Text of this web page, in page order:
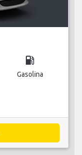
local_gas_station
Gasolina